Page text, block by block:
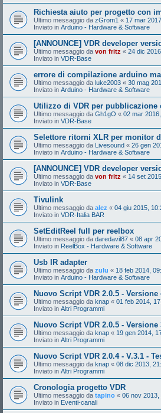
Richiesta aiuto per progetto con
Ultimo messaggio da zGrom1 « 17 mar
Inviato in Arduino - Hardware & Software
[ANNOUNCE] VDR developer
Ultimo messaggio da von fritz « 24 dic
Inviato in VDR-Base
errore di compilazione arduino
Ultimo messaggio da luke2003 « 30 mag
Inviato in Arduino - Hardware & Software
Utilizzo di VDR per pubblicazione
Ultimo messaggio da Gh1gO « 02 mar
Inviato in VDR-Base
Selettore ritorni XLR per monitor
Ultimo messaggio da Livesound « 26 gen
Inviato in Arduino - Hardware & Software
[ANNOUNCE] VDR developer
Ultimo messaggio da von fritz « 14 set
Inviato in VDR-Base
Tivulink
Ultimo messaggio da alez « 04 giu 2015,
Inviato in VDR-Italia BAR
SetEditReel full per reelbox
Ultimo messaggio da daredavil87 « 08 apr
Inviato in ReelBox - Hardware & Software
Usb IR adapter
Ultimo messaggio da zulu « 18 feb 2014,
Inviato in Arduino - Hardware & Software
Nuovo Script VDR 2.0.5 -
Ultimo messaggio da knap « 01 feb 2014,
Inviato in Altri Programmi
Nuovo Script VDR 2.0.5 -
Ultimo messaggio da knap « 19 gen 2014,
Inviato in Altri Programmi
Nuovo Script VDR 2.0.4 - V.3.1 -
Ultimo messaggio da knap « 08 dic 2013,
Inviato in Altri Programmi
Cronologia progetto VDR
Ultimo messaggio da tapino « 06 nov 2013,
Inviato in Eventi-canali